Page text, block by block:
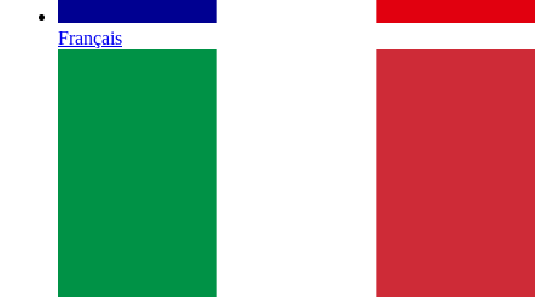
Français